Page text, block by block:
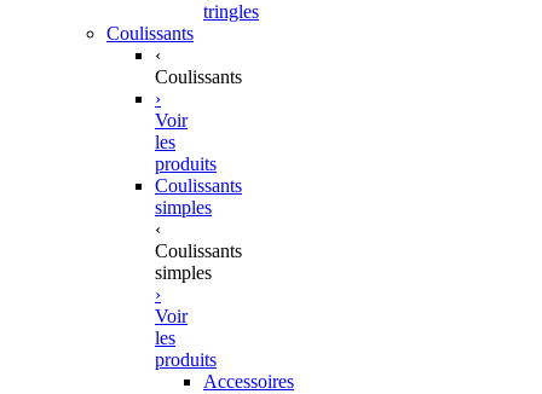
tringles
Coulissants
‹
Coulissants
›
Voir
les
produits
Coulissants
simples
‹
Coulissants
simples
›
Voir
les
produits
Accessoires